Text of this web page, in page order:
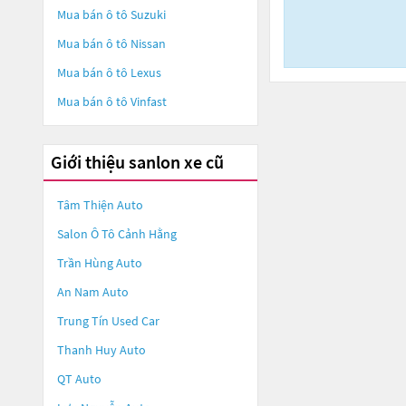
Mua bán ô tô Suzuki
Mua bán ô tô Nissan
Mua bán ô tô Lexus
Mua bán ô tô Vinfast
Giới thiệu sanlon xe cũ
Tâm Thiện Auto
Salon Ô Tô Cảnh Hằng
Trần Hùng Auto
An Nam Auto
Trung Tín Used Car
Thanh Huy Auto
QT Auto